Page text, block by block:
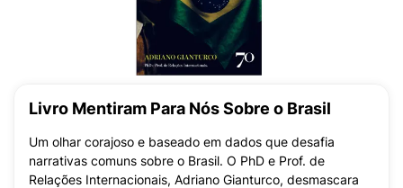
Livro Mentiram Para Nós Sobre o Brasil
Um olhar corajoso e baseado em dados que desafia
narrativas comuns sobre o Brasil. O PhD e Prof. de
Relações Internacionais, Adriano Gianturco, desmascara